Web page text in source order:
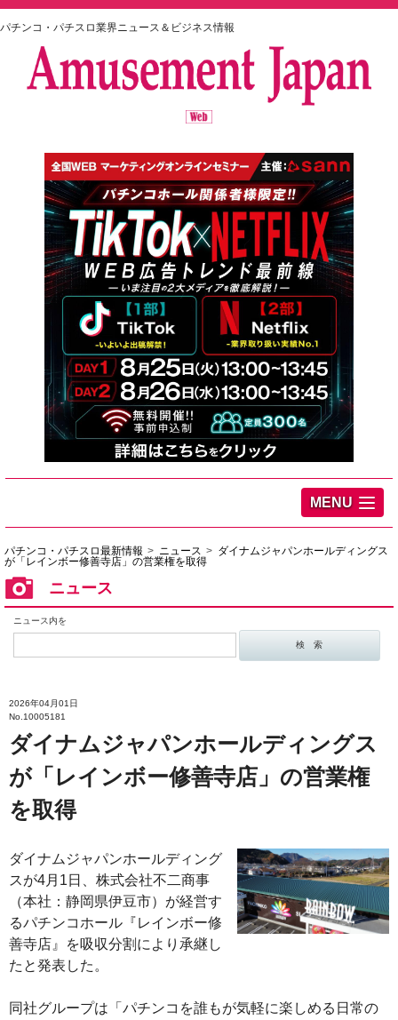
パチンコ・パチスロ業界ニュース＆ビジネス情報
MENU
パチンコ・パチスロ最新情報 ニュース
ダイナムジャパンホールディングス
が「レインボー修善寺店」の営業権を取得
ニュース
ニュース内を
2026年04月01日
No.10005181
ダイナムジャパンホールディングス
が「レインボー修善寺店」の営業権
を取得
ダイナムジャパンホールディング
スが4月1日、株式会社不二商事
（本社：静岡県伊豆市）が経営す
るパチンコホール『レインボー修
善寺店』を吸収分割により承継し
たと発表した。
同社グループは「パチンコを誰もが気軽に楽しめる日常の